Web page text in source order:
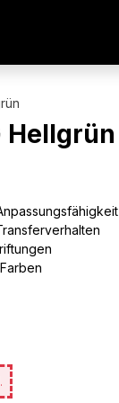
Hellgrün